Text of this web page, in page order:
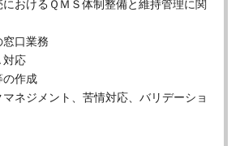
におけるＱＭＳ体制整備と維持管理に関
窓口業務
対応
の作成
マネジメント、苦情対応、バリデーショ